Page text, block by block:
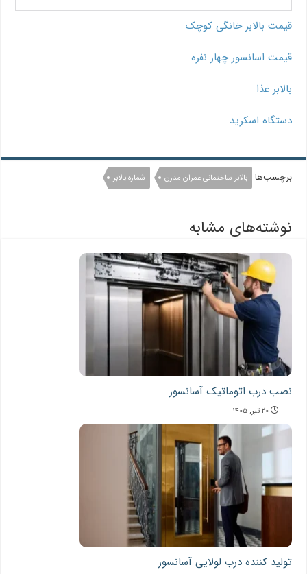
قیمت بالابر خانگی کوچک
قیمت اسانسور چهار نفره
بالابر غذا
دستگاه اسکرید
برچسب‌ها بالابر ساختمانی عمران مدرن شماره بالابر
نوشته‌های مشابه
نصب درب اتوماتیک آسانسور
۲۰ تیر, ۱۴۰۵
تولید کننده درب لولایی آسانسور